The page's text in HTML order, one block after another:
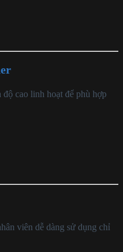
cao linh hoạt để phù hợp
viên dễ dàng sử dụng chỉ